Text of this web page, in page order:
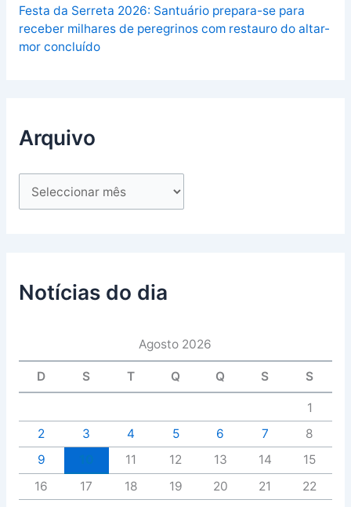
Festa da Serreta 2026: Santuário prepara-se para
receber milhares de peregrinos com restauro do altar-
mor concluído
Arquivo
Notícias do dia
Agosto 2026
D S T Q Q S S
1
2
3 4 5 6 7
8
9
11 12 13 14
15
16
17 18 19 20 21
22